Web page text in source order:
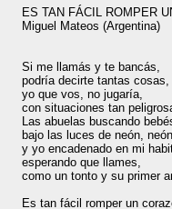
ES TAN FÁCIL ROMPER
Miguel Mateos (Argentina)
Si me llamás y te bancás,
podría decirte tantas cosas,
yo que vos, no jugaría,
con situaciones tan
Las abuelas buscando
bajo las luces de neón,
y yo encadenado en mi
esperando que llames,
como un tonto y su primer
Es tan fácil romper un